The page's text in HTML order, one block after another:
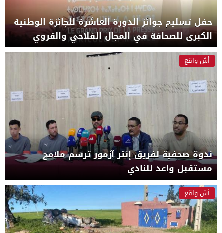
حفل تسليم جوائز الدورة العاشرة للجائزة الوطنية
الكبرى للصحافة في المجال الفلاحي والقروي
أش واقع
ندوة صحفية لفريق إنتر آزمور ترسم ملامح
مستقبل واعد للنادي
أش واقع